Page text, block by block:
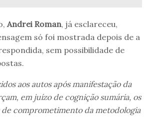
Andrei Roman, já esclareceu,
só foi mostrada depois de a
sem possibilidade de
aos autos após manifestação da
em juízo de cognição sumária, os
comprometimento da metodologia